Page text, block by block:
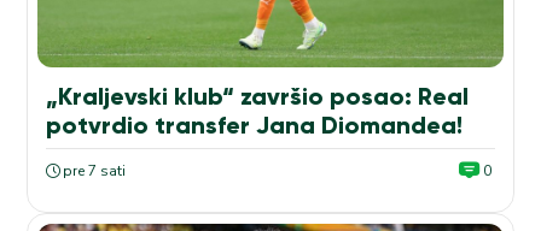
„Kraljevski klub“ završio posao: Real
potvrdio transfer Jana Diomandea!
pre 7 sati 0